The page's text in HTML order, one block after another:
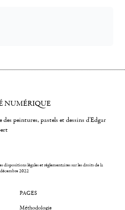
NUMÉRIQUE
des peintures, pastels et dessins d'Edgar
dispositions légales et réglementaires sur les droits de la
2022
PAGES
Méthodologie